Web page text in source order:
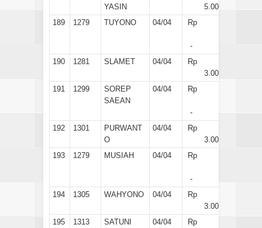
YASIN
5.000
189
1279 TUYONO 04/04 Rp
-
190
1281 SLAMET 04/04
Rp
3.000
191
1299
SOREP
SAEAN
04/04 Rp
-
192
1301
PURWANT
O
04/04
Rp
3.000
193
1279 MUSIAH 04/04 Rp
-
194
1305 WAHYONO 04/04
Rp
3.000
195
1313 SATUNI 04/04
Rp